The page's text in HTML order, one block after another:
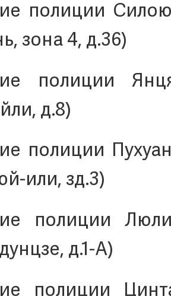
полиции
зона 4, д.36)
полиции
д.8)
полиции
или, зд.3)
полиции
д.1-А)
полиции